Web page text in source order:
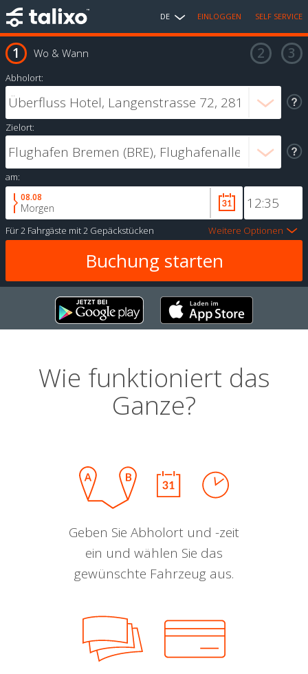
DE EINLOGGEN SELF SERVICE
Wo & Wann
Abholort:
Zielort:
am:
08.08
Morgen
Für2 Fahrgäste mit2 Gepäckstücken Weitere Optionen
Wie funktioniert das
Ganze?
Geben Sie Abholort und -zeit
ein und wählen Sie das
gewünschte Fahrzeug aus.